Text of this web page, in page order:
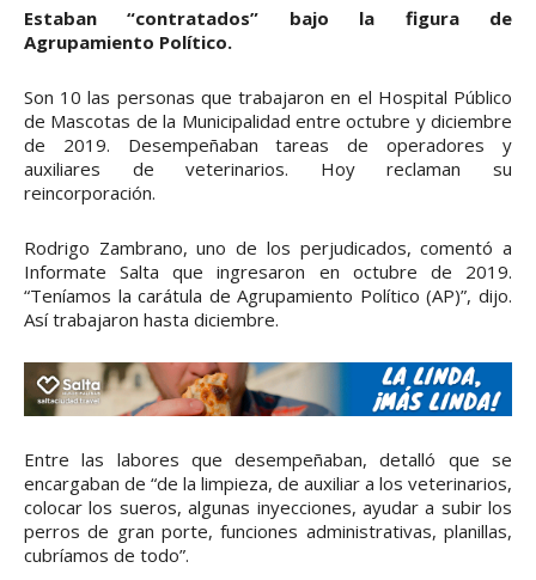
Estaban “contratados” bajo la figura de
Agrupamiento Político.
Son 10 las personas que trabajaron en el Hospital Público
de Mascotas de la Municipalidad entre octubre y diciembre
de 2019. Desempeñaban tareas de operadores y
auxiliares de veterinarios. Hoy reclaman su
reincorporación.
Rodrigo Zambrano, uno de los perjudicados, comentó a
Informate Salta que ingresaron en octubre de 2019.
“Teníamos la carátula de Agrupamiento Político (AP)”, dijo.
Así trabajaron hasta diciembre.
Entre las labores que desempeñaban, detalló que se
encargaban de “de la limpieza, de auxiliar a los veterinarios,
colocar los sueros, algunas inyecciones, ayudar a subir los
perros de gran porte, funciones administrativas, planillas,
cubríamos de todo”.